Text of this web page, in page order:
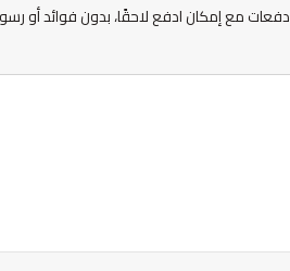
وقسّمها على 5 دفعات مع إمكان ادفع لاحقًا، بدون فوائد أو